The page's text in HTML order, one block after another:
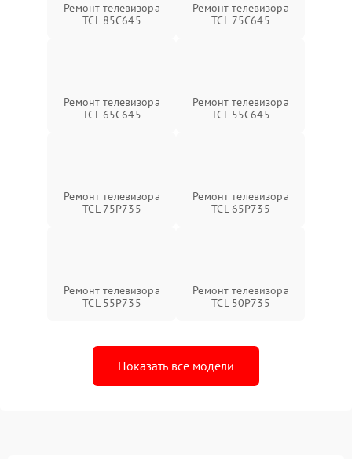
Ремонт телевизора
TCL 85C645
Ремонт телевизора
TCL 75C645
Ремонт телевизора
TCL 65C645
Ремонт телевизора
TCL 55C645
Ремонт телевизора
TCL 75P735
Ремонт телевизора
TCL 65P735
Ремонт телевизора
TCL 55P735
Ремонт телевизора
TCL 50P735
Показать все модели